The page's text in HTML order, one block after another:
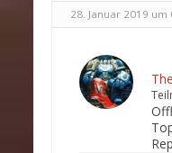
28. Januar 2019 um